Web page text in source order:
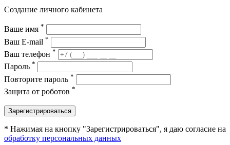
Создание личного кабинета
Ваше имя *
Ваш E-mail *
Ваш телефон *
Пароль *
Повторите пароль *
Защита от роботов *
Зарегистрироваться
* Нажимая на кнопку "Зарегистрироваться", я даю согласие на
обработку персональных данных